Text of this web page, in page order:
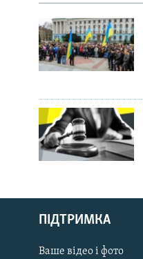
Русский
Qırımtatar
ДОЛУЧАЙСЯ!
ПІДТРИМКА
Ваше відео і фото